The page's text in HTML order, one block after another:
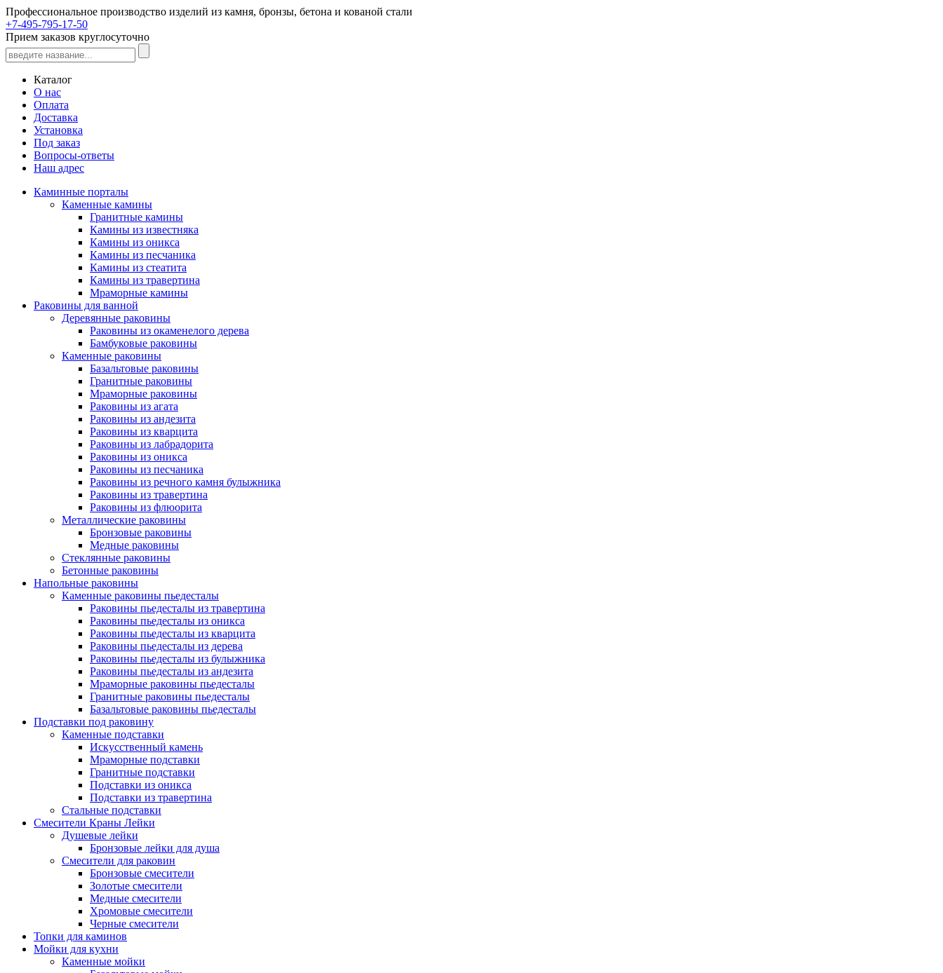
Профессиональное производство изделий из камня, бронзы, бетона и кованой стали
+7-495-795-17-50
Прием заказов круглосуточно
Каталог
О нас
Оплата
Доставка
Установка
Под заказ
Вопросы-ответы
Наш адрес
Каминные порталы
Каменные камины
Гранитные камины
Камины из известняка
Камины из оникса
Камины из песчаника
Камины из стеатита
Камины из травертина
Мраморные камины
Раковины для ванной
Деревянные раковины
Раковины из окаменелого дерева
Бамбуковые раковины
Каменные раковины
Базальтовые раковины
Гранитные раковины
Мраморные раковины
Раковины из агата
Раковины из андезита
Раковины из кварцита
Раковины из лабрадорита
Раковины из оникса
Раковины из песчаника
Раковины из речного камня булыжника
Раковины из травертина
Раковины из флюорита
Металлические раковины
Бронзовые раковины
Медные раковины
Стеклянные раковины
Бетонные раковины
Напольные раковины
Каменные раковины пьедесталы
Раковины пьедесталы из травертина
Раковины пьедесталы из оникса
Раковины пьедесталы из кварцита
Раковины пьедесталы из дерева
Раковины пьедесталы из булыжника
Раковины пьедесталы из андезита
Мраморные раковины пьедесталы
Гранитные раковины пьедесталы
Базальтовые раковины пьедесталы
Подставки под раковину
Каменные подставки
Искусственный камень
Мраморные подставки
Гранитные подставки
Подставки из оникса
Подставки из травертина
Стальные подставки
Смесители Краны Лейки
Душевые лейки
Бронзовые лейки для душа
Смесители для раковин
Бронзовые смесители
Золотые смесители
Медные смесители
Хромовые смесители
Черные смесители
Топки для каминов
Мойки для кухни
Каменные мойки